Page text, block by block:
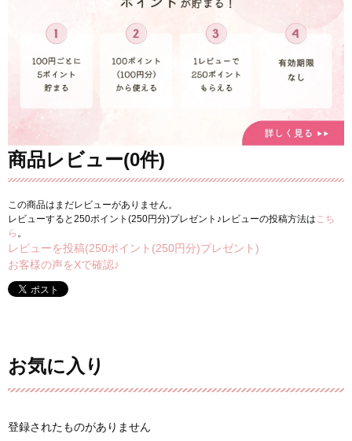
商品レビュー(0件)
この商品はまだレビューがありません。
レビューすると250ポイント(250円分)プレゼント♪レビューの投稿方法は こち
ら 。
レビューを投稿(250ポイント(250円分)プレゼント)
お客様の声をXで確認♪
お気に入り
登録されたものがありません